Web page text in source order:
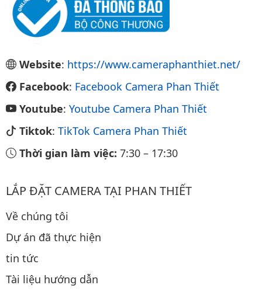
Website: https://www.cameraphanthiet.net/
Facebook: Facebook Camera Phan Thiết
Youtube: Youtube Camera Phan Thiết
Tiktok: TikTok Camera Phan Thiết
Thời gian làm việc: 7:30 – 17:30
LẮP ĐẶT CAMERA TẠI PHAN THIẾT
Về chúng tôi
Dự án đã thực hiện
tin tức
Tài liệu hướng dẫn